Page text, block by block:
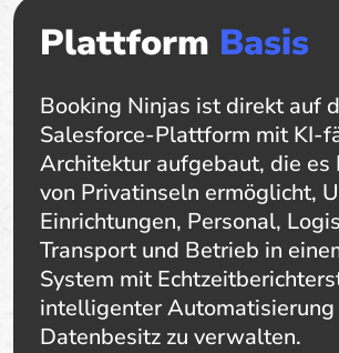
Plattform Basis
Booking Ninjas ist direkt auf
Salesforce-Plattform mit KI-
Architektur aufgebaut, die es
von Privatinseln ermöglicht,
Einrichtungen, Personal,
Transport und Betrieb in
System mit
intelligenter
Datenbesitz zu verwalten.